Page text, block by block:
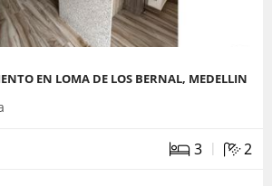
EN LOMA DE LOS BERNAL, MEDELLIN
3 | 2